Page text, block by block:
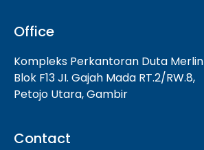
Office
Kompleks Perkantoran Duta Merlin
Blok F13 JI. Gajah Mada RT.2/RW.8,
Petojo Utara, Gambir
Contact